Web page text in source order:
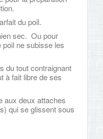
du poil.
sec. Ou pour
poil ne subisse les
du tout contraignant
à fait libre de ses
aux deux attaches
qui se glissent sous